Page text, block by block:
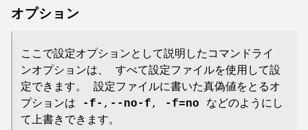
オプション
ここで設定オプションとして説明したコマンドライ
ンオプションは、 すべて設定ファイルを使用して設
定できます。 設定ファイルに書いた真偽値をとるオ
プションは
-f- , --no-f, -f=no などのようにし
て上書きできます。